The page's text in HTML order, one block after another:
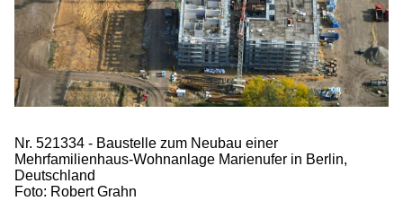
Nr. 521334 - Baustelle zum Neubau einer
Mehrfamilienhaus-Wohnanlage Marienufer in Berlin,
Deutschland
Foto: Robert Grahn